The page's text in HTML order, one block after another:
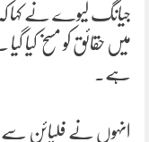
جیانگ لیوے نے کہا
میں حقائق کو مسخ کیا
ہے۔
انہوں نے فلپائن سے